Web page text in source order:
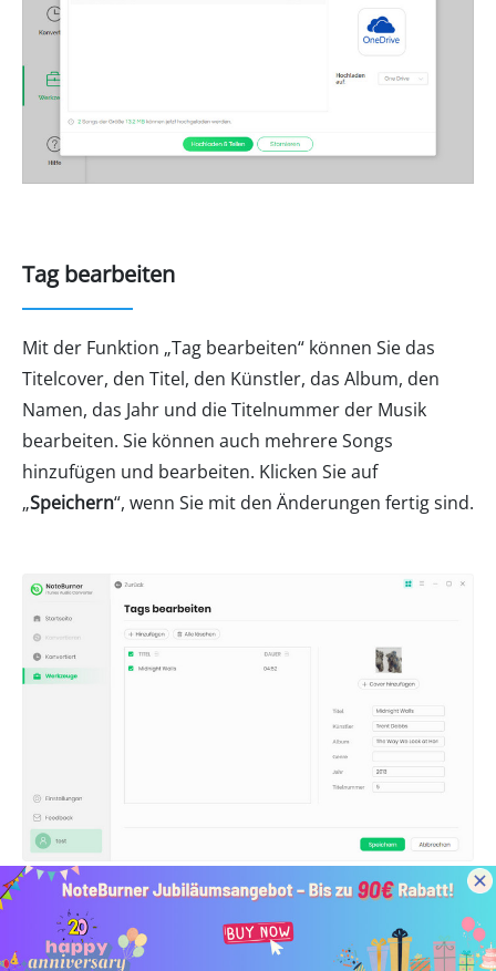
Tag bearbeiten
Mit der Funktion „Tag bearbeiten“ können Sie das
Titelcover, den Titel, den Künstler, das Album, den
Namen, das Jahr und die Titelnummer der Musik
bearbeiten. Sie können auch mehrere Songs
hinzufügen und bearbeiten. Klicken Sie auf
„Speichern“, wenn Sie mit den Änderungen fertig sind.
AA/AAX-Konverter